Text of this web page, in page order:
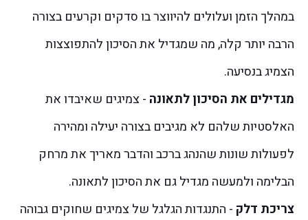
במהלך הזמן ועלולים להיווצר בו סדקים וקרעים בצורה
הרבה יותר קלה, מה שמגדיל את הסיכון להתפוצצות
הצמיג בנסיעה.
מגדילים את הסיכון לתאונה - צמיגים שאיבדו את
האלסטיות שלהם לא מגיבים בצורה יעילה ומהירה
לפעולות שונות שהנהג ברכב והדבר מאריך את מרחק
הבלימה ולמעשה מגדיל גם את הסיכון לתאונה.
צריכת דלק - התנגדות הגלגל של צמיגים שחוקים גבוהה